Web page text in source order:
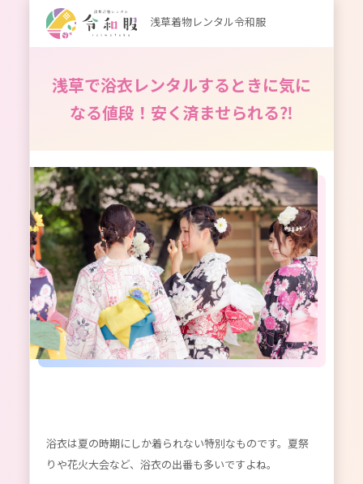
浅草着物レンタル令和服
浅草で浴衣レンタルするときに気に
なる値段！安く済ませられる⁈
浴衣は夏の時期にしか着られない特別なものです。夏祭
りや花火大会など、浴衣の出番も多いですよね。